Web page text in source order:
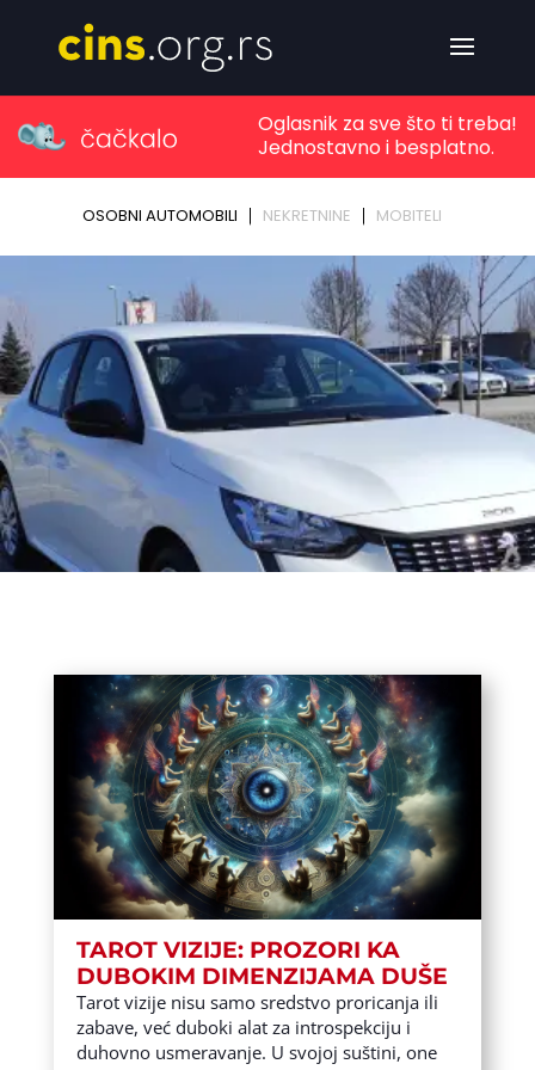
TAROT VIZIJE: PROZORI KA
DUBOKIM DIMENZIJAMA DUŠE
Tarot vizije nisu samo sredstvo proricanja ili
zabave, već duboki alat za introspekciju i
duhovno usmeravanje. U svojoj suštini, one